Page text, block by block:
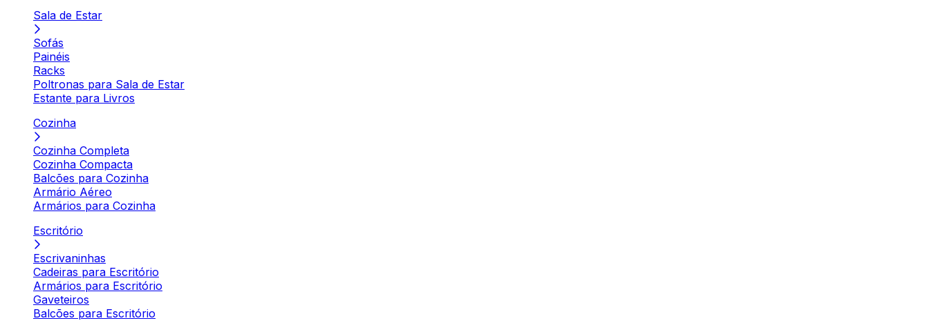
Sala de Estar
Sofás
Painéis
Racks
Poltronas para Sala de Estar
Estante para Livros
Cozinha
Cozinha Completa
Cozinha Compacta
Balcões para Cozinha
Armário Aéreo
Armários para Cozinha
Escritório
Escrivaninhas
Cadeiras para Escritório
Armários para Escritório
Gaveteiros
Balcões para Escritório